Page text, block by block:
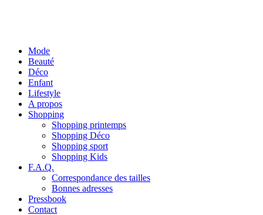
Mode
Beauté
Déco
Enfant
Lifestyle
A propos
Shopping
Shopping printemps
Shopping Déco
Shopping sport
Shopping Kids
F.A.Q.
Correspondance des tailles
Bonnes adresses
Pressbook
Contact